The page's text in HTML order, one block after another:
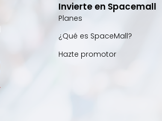
Invierte en Spacemall
Planes
¿Qué es SpaceMall?
Hazte promotor